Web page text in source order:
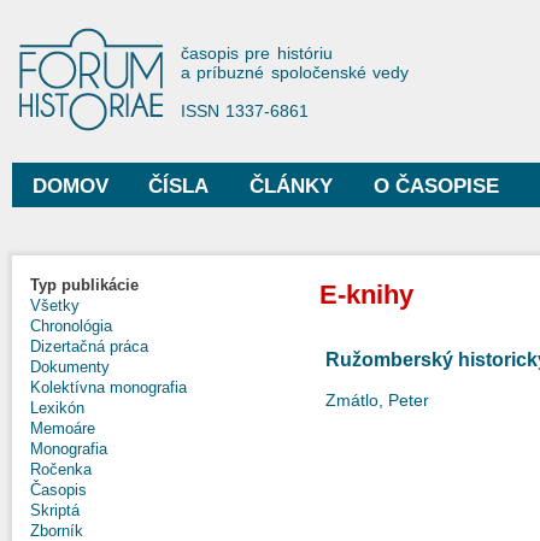
Forum Historiae
časopis pre históriu
a príbuzné spoločenské vedy
ISSN 1337-6861
Hlavné menu
DOMOV ČÍSLA ČLÁNKY O ČASOPISE
Typ publikácie
Všetky
Chronológia
Dizertačná práca
Dokumenty
Kolektívna monografia
Lexikón
Memoáre
Monografia
Ročenka
Časopis
Skriptá
Zborník
E-knihy
Ružomberský
Zmátlo, Peter